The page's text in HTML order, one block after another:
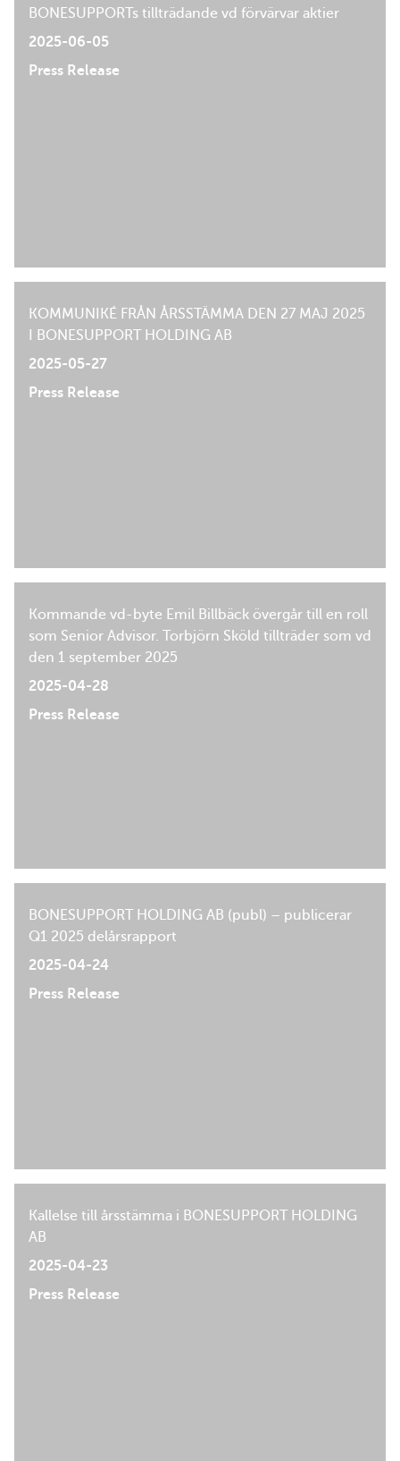
BONESUPPORTs tillträdande vd förvärvar aktier
2025-06-05
Press Release
KOMMUNIKÉ FRÅN ÅRSSTÄMMA DEN 27 MAJ 2025
I BONESUPPORT HOLDING AB
2025-05-27
Press Release
Kommande vd-byte Emil Billbäck övergår till en roll
som Senior Advisor. Torbjörn Sköld tillträder som vd
den 1 september 2025
2025-04-28
Press Release
BONESUPPORT HOLDING AB (publ) – publicerar
Q1 2025 delårsrapport
2025-04-24
Press Release
Kallelse till årsstämma i BONESUPPORT HOLDING
AB
2025-04-23
Press Release